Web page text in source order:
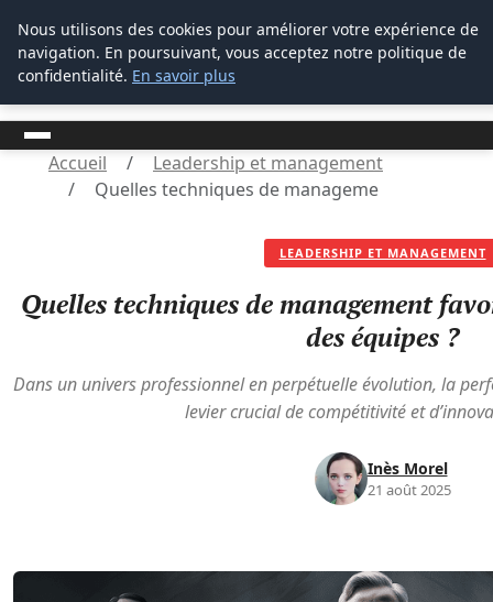
M Zone Studio
Accueil
Leadership et management
Quelles techniques de management favorisent
LEADERSHIP ET MANAGEMENT
Quelles techniques de management
des équipes ?
Dans un univers professionnel en perpétuelle évolution, la
levier crucial de compétitivité et
Inès Morel
21 août 2025
Nous utilisons des cookies pour améliorer votre expérience de
navigation. En poursuivant, vous acceptez notre politique de
confidentialité. En savoir plus